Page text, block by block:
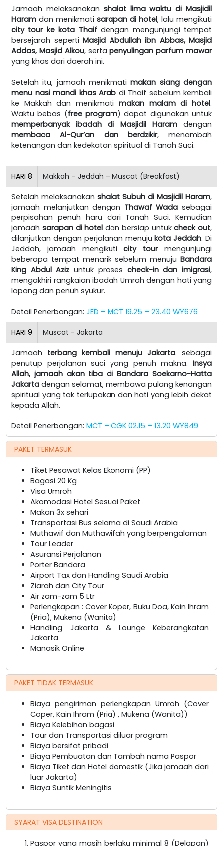
Jamaah melaksanakan shalat lima waktu di Masjidil
Haram dan menikmati sarapan di hotel, lalu mengikuti
city tour ke kota Thaifdengan mengunjungi tempat
bersejarah seperti Masjid Abdullah ibn Abbas, Masjid
Addas, Masjid Alkou, sertapenyulingan parfum mawar
yang khas dari daerah ini.
Setelah itu, jamaah menikmatimakan siang dengan
menu nasi mandi khas Arab di Thaif sebelum kembali
ke Makkah dan menikmati makan malam di hotel.
Waktu bebas (free program) dapat digunakan untuk
memperbanyak ibadah di Masjidil Haramdengan
membaca Al-Qur’an dan berdzikir, menambah
ketenangan dan kedekatan spiritual di Tanah Suci.
HARI 8 Makkah – Jeddah – Muscat (Breakfast)
Setelah melaksanakan shalat Subuh di Masjidil Haram,
jamaah melanjutkan dengan Thawaf Wada sebagai
perpisahan penuh haru dari Tanah Suci. Kemudian
jamaah sarapan di hotel dan bersiap untukcheck out,
dilanjutkan dengan perjalanan menujukota Jeddah. Di
Jeddah, jamaah mengikuticity tourmengunjungi
beberapa tempat menarik sebelum menuju Bandara
King Abdul Aziz untuk proses check-in dan imigrasi,
mengakhiri rangkaian ibadah Umrah dengan hati yang
lapang dan penuh syukur.
Detail Penerbangan: JED – MCT 19.25 – 23.40 WY676
HARI 9 Muscat - Jakarta
Jamaah terbang kembali menuju Jakarta. sebagai
penutup perjalanan suci yang penuh makna. Insya
Allah, jamaah akan tiba di Bandara Soekarno-Hatta
Jakarta dengan selamat, membawa pulang kenangan
spiritual yang tak terlupakan dan hati yang lebih dekat
kepada Allah.
Detail Penerbangan: MCT – CGK 02.15 – 13.20 WY849
PAKET TERMASUK
Tiket Pesawat Kelas Ekonomi (PP)
Bagasi 20 Kg
Visa Umroh
Akomodasi Hotel Sesuai Paket
Makan 3x sehari
Transportasi Bus selama di Saudi Arabia
Muthawif dan Muthawifah yang berpengalaman
Tour Leader
Asuransi Perjalanan
Porter Bandara
Airport Tax dan Handling Saudi Arabia
Ziarah dan City Tour
Air zam-zam 5 Ltr
Perlengkapan : Cover Koper, Buku Doa, Kain Ihram
(Pria), Mukena (Wanita)
Handling Jakarta & Lounge Keberangkatan
Jakarta
Manasik Online
PAKET TIDAK TERMASUK
Biaya pengiriman perlengkapan Umroh (Cover
Coper, Kain Ihram (Pria) , Mukena (Wanita))
Biaya Kelebihan bagasi
Tour dan Transportasi diluar program
Biaya bersifat pribadi
Biaya Pembuatan dan Tambah nama Paspor
Biaya Tiket dan Hotel domestik (Jika jamaah dari
luar Jakarta)
Biaya Suntik Meningitis
SYARAT VISA DESTINATION
Paspor yang masih berlaku minimal 8 (Delapan)